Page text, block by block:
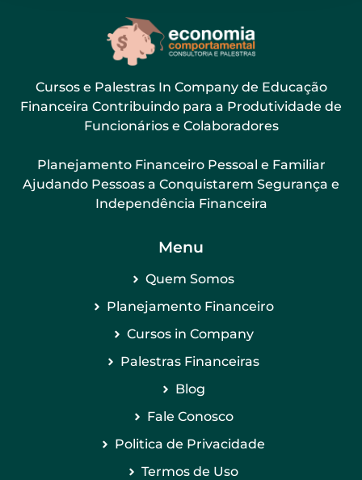
Cursos e Palestras In Company de Educação
Financeira Contribuindo para a Produtividade de
Funcionários e Colaboradores
Planejamento Financeiro Pessoal e Familiar
Ajudando Pessoas a Conquistarem Segurança e
Independência Financeira
Menu
Quem Somos
Planejamento Financeiro
Cursos in Company
Palestras Financeiras
Blog
Fale Conosco
Politica de Privacidade
Termos de Uso